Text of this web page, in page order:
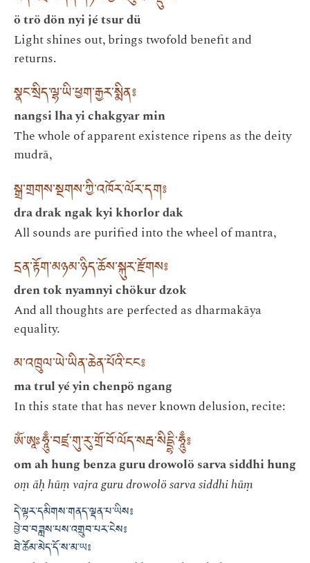
ö trö dön nyi jé tsur dü
Light shines out, brings twofold benefit and
returns.
སྣང་སྲིད་ལྷ་ཡི་ཕྱག་རྒྱར་སྨིན༔
nangsi lha yi chakgyar min
The whole of apparent existence ripens as the deity
mudrā,
སྒྲ་གྲགས་སྔགས་ཀྱི་འཁོར་ལོར་དག༔
dra drak ngak kyi khorlor dak
All sounds are purified into the wheel of mantra,
དྲན་རྟོག་མཉམ་ཉིད་ཆོས་སྐུར་རྫོགས༔
dren tok nyamnyi chökur dzok
And all thoughts are perfected as dharmakāya
equality.
མ་འཁྲུལ་ཡེ་ཡིན་ཆེན་པོའི་ངང༔
ma trul yé yin chenpö ngang
In this state that has never known delusion, recite:
ཨོཾ་ཨཱཿཧཱུྃ་བཛྲ་གུ་རུ་གྲོ་བོ་ལོད་སརྦ་སིདྡྷི་ཧཱུྃ༔
om ah hung benza guru drowolö sarva siddhi hung
oṃ āḥ hūṃ vajra guru drowolö sarva siddhi hūṃ
དེ་ལྟར་དམིགས་གནད་ལྡན་པ་ཡིས༔
བྱེ་བ་བཟླས་པས་འགྲུབ་པར་ངེས༔
ཐེ་ཚོམ་མེད་དོ་ས་མ་ཡ༔